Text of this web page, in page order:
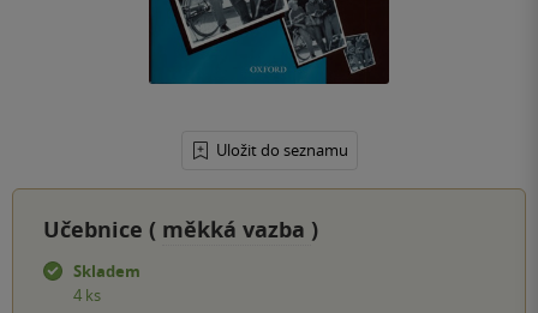
Uložit do seznamu
Učebnice ( měkká vazba )
Skladem
4 ks